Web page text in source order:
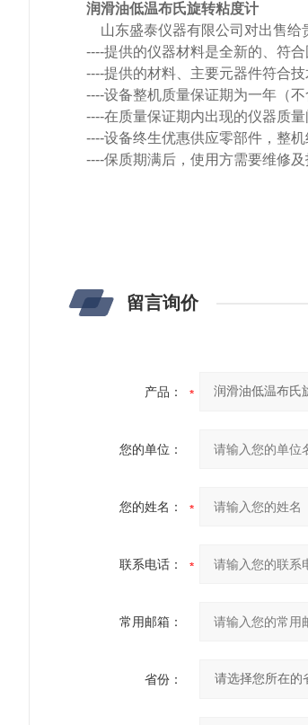
润滑油低温布氏旋转粘度计
山东盛泰仪器有限公司对出售给
----提供的仪器材料是全新的、符
----提供的材料、主要元器件符合
----设备整机质量保证期为一年（不
----在质量保证期内出现的仪器质
----设备终生优惠供应零部件，整机
----保质期满后，使用方需要维修
留言询价
产品：
您的单位：
您的姓名：
联系电话：
常用邮箱：
省份：